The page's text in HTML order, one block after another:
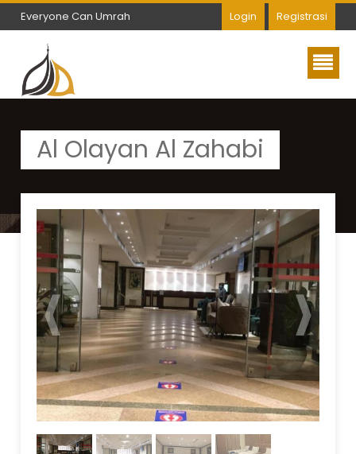
Everyone Can Umrah
Everyone Can Umrah Login Registrasi
Al Olayan Al Zahabi